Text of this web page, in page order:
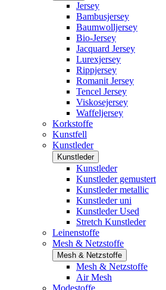
Jersey
Bambusjersey
Baumwolljersey
Bio-Jersey
Jacquard Jersey
Lurexjersey
Rippjersey
Romanit Jersey
Tencel Jersey
Viskosejersey
Waffeljersey
Korkstoffe
Kunstfell
Kunstleder
Kunstleder
Kunstleder
Kunstleder gemustert
Kunstleder metallic
Kunstleder uni
Kunstleder Used
Stretch Kunstleder
Leinenstoffe
Mesh & Netzstoffe
Mesh & Netzstoffe
Mesh & Netzstoffe
Air Mesh
Modestoffe